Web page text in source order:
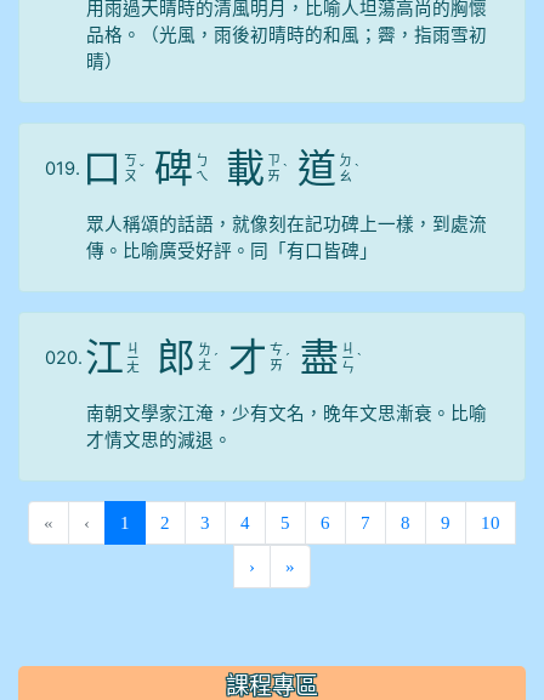
用雨過天晴時的清風明月，比喻人坦蕩高尚的胸懷
品格。（光風，雨後初晴時的和風；霽，指雨雪初
晴）
019. 口 ㄎ
ㄡ ˇ 碑 ㄅ
ㄟ
載 ㄗ
ㄞ ˋ 道 ㄉ
ㄠ ˋ
眾人稱頌的話語，就像刻在記功碑上一樣，到處流
傳。比喻廣受好評。同「有口皆碑」
020. 江 ㄐ
ㄧ
ㄤ 郎 ㄌ
ㄤ ˊ 才 ㄘ
ㄞ ˊ 盡 ㄐ
ㄧ
ㄣ
ˋ
南朝文學家江淹，少有文名，晚年文思漸衰。比喻
才情文思的減退。
« ‹ 1 (current)
2 3 4 5 6 7 8 9 10
› »
::: 課程專區